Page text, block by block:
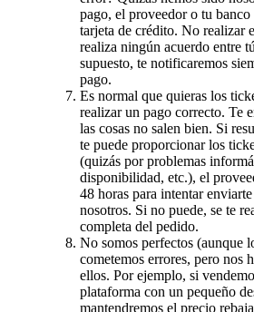
pago, el proveedor o tu
tarjeta de crédito. No realizar
realiza ningún acuerdo entre
supuesto, te notificaremos
pago.
Es normal que quieras los
realizar un pago correcto. Te
las cosas no salen bien. Si
te puede proporcionar los
(quizás por problemas
disponibilidad, etc.), el
48 horas para intentar
nosotros. Si no puede, se te
completa del pedido.
No somos perfectos (aunque
cometemos errores, pero nos
ellos. Por ejemplo, si
plataforma con un pequeño
mantendremos el precio